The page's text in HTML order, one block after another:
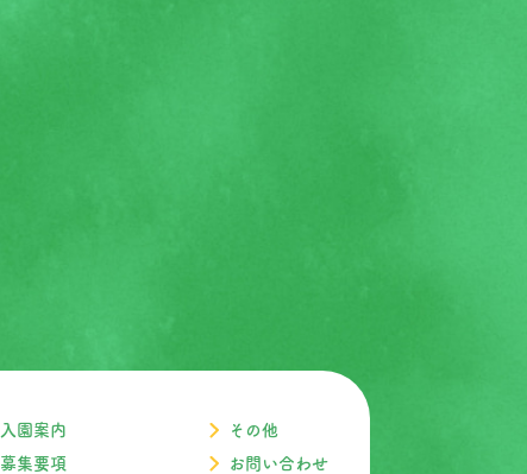
入園案内
募集要項
その他
お問い合わせ